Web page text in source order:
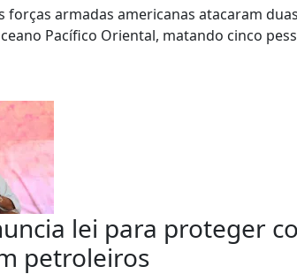
forças armadas americanas atacaram
Pacífico Oriental, matando cinco
lei para proteger
petroleiros